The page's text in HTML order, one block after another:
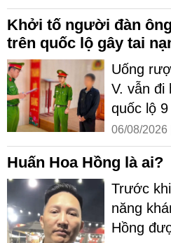
Khởi tố người đàn
trên quốc lộ gây tai
Uống
V. vẫn đi
quốc lộ
06/08/2026
Huấn Hoa Hồng là ai?
Trước
năng
Hồng